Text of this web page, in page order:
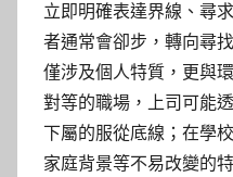
立即明確表達界線、尋
者通常會卻步，轉向尋
僅涉及個人特質，更與
對等的職場，上司可能
下屬的服從底線；在學
家庭背景等不易改變的